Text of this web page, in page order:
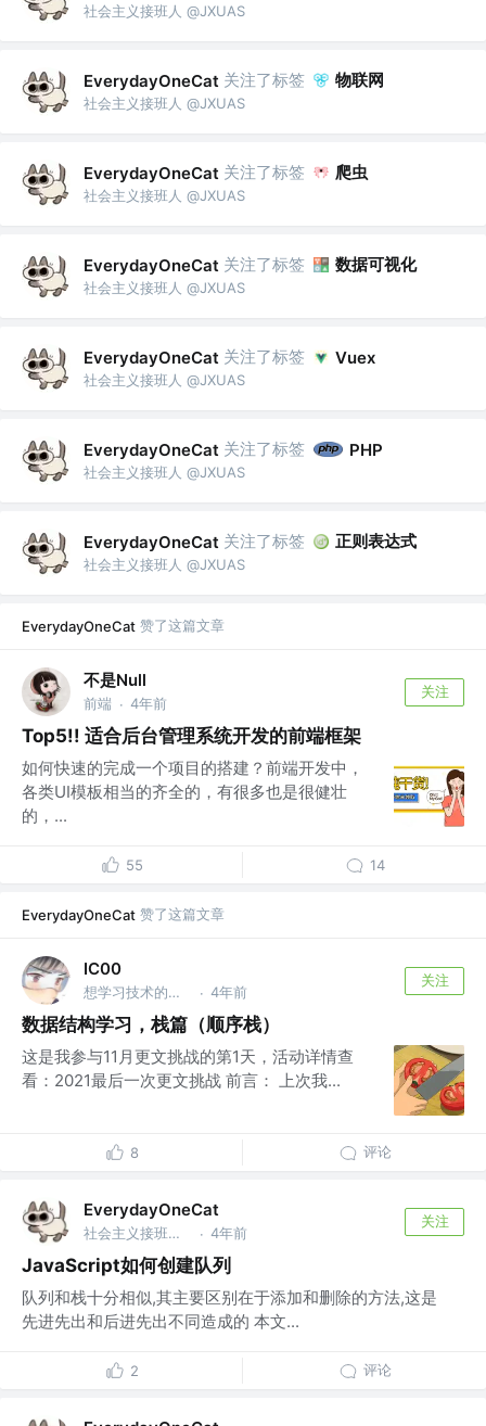
社会主义接班人 @JXUAS
EverydayOneCat 关注了标签 物联网
社会主义接班人 @JXUAS
EverydayOneCat 关注了标签 爬虫
社会主义接班人 @JXUAS
EverydayOneCat 关注了标签 数据可视化
社会主义接班人 @JXUAS
EverydayOneCat 关注了标签 Vuex
社会主义接班人 @JXUAS
EverydayOneCat 关注了标签 PHP
社会主义接班人 @JXUAS
EverydayOneCat 关注了标签 正则表达式
社会主义接班人 @JXUAS
EverydayOneCat 赞了这篇文章
不是Null
前端 · 4年前
关注
Top5!! 适合后台管理系统开发的前端框架
如何快速的完成一个项目的搭建？前端开发中，
各类UI模板相当的齐全的，有很多也是很健壮
的，...
55 14
EverydayOneCat 赞了这篇文章
IC00
想学习技术的小盆友 · 4年前
关注
数据结构学习，栈篇（顺序栈）
这是我参与11月更文挑战的第1天，活动详情查
看：2021最后一次更文挑战 前言： 上次我...
8 评论
EverydayOneCat
社会主义接班人 @JXUAS · 4年前
关注
JavaScript如何创建队列
队列和栈十分相似,其主要区别在于添加和删除的方法,这是
先进先出和后进先出不同造成的 本文...
2 评论